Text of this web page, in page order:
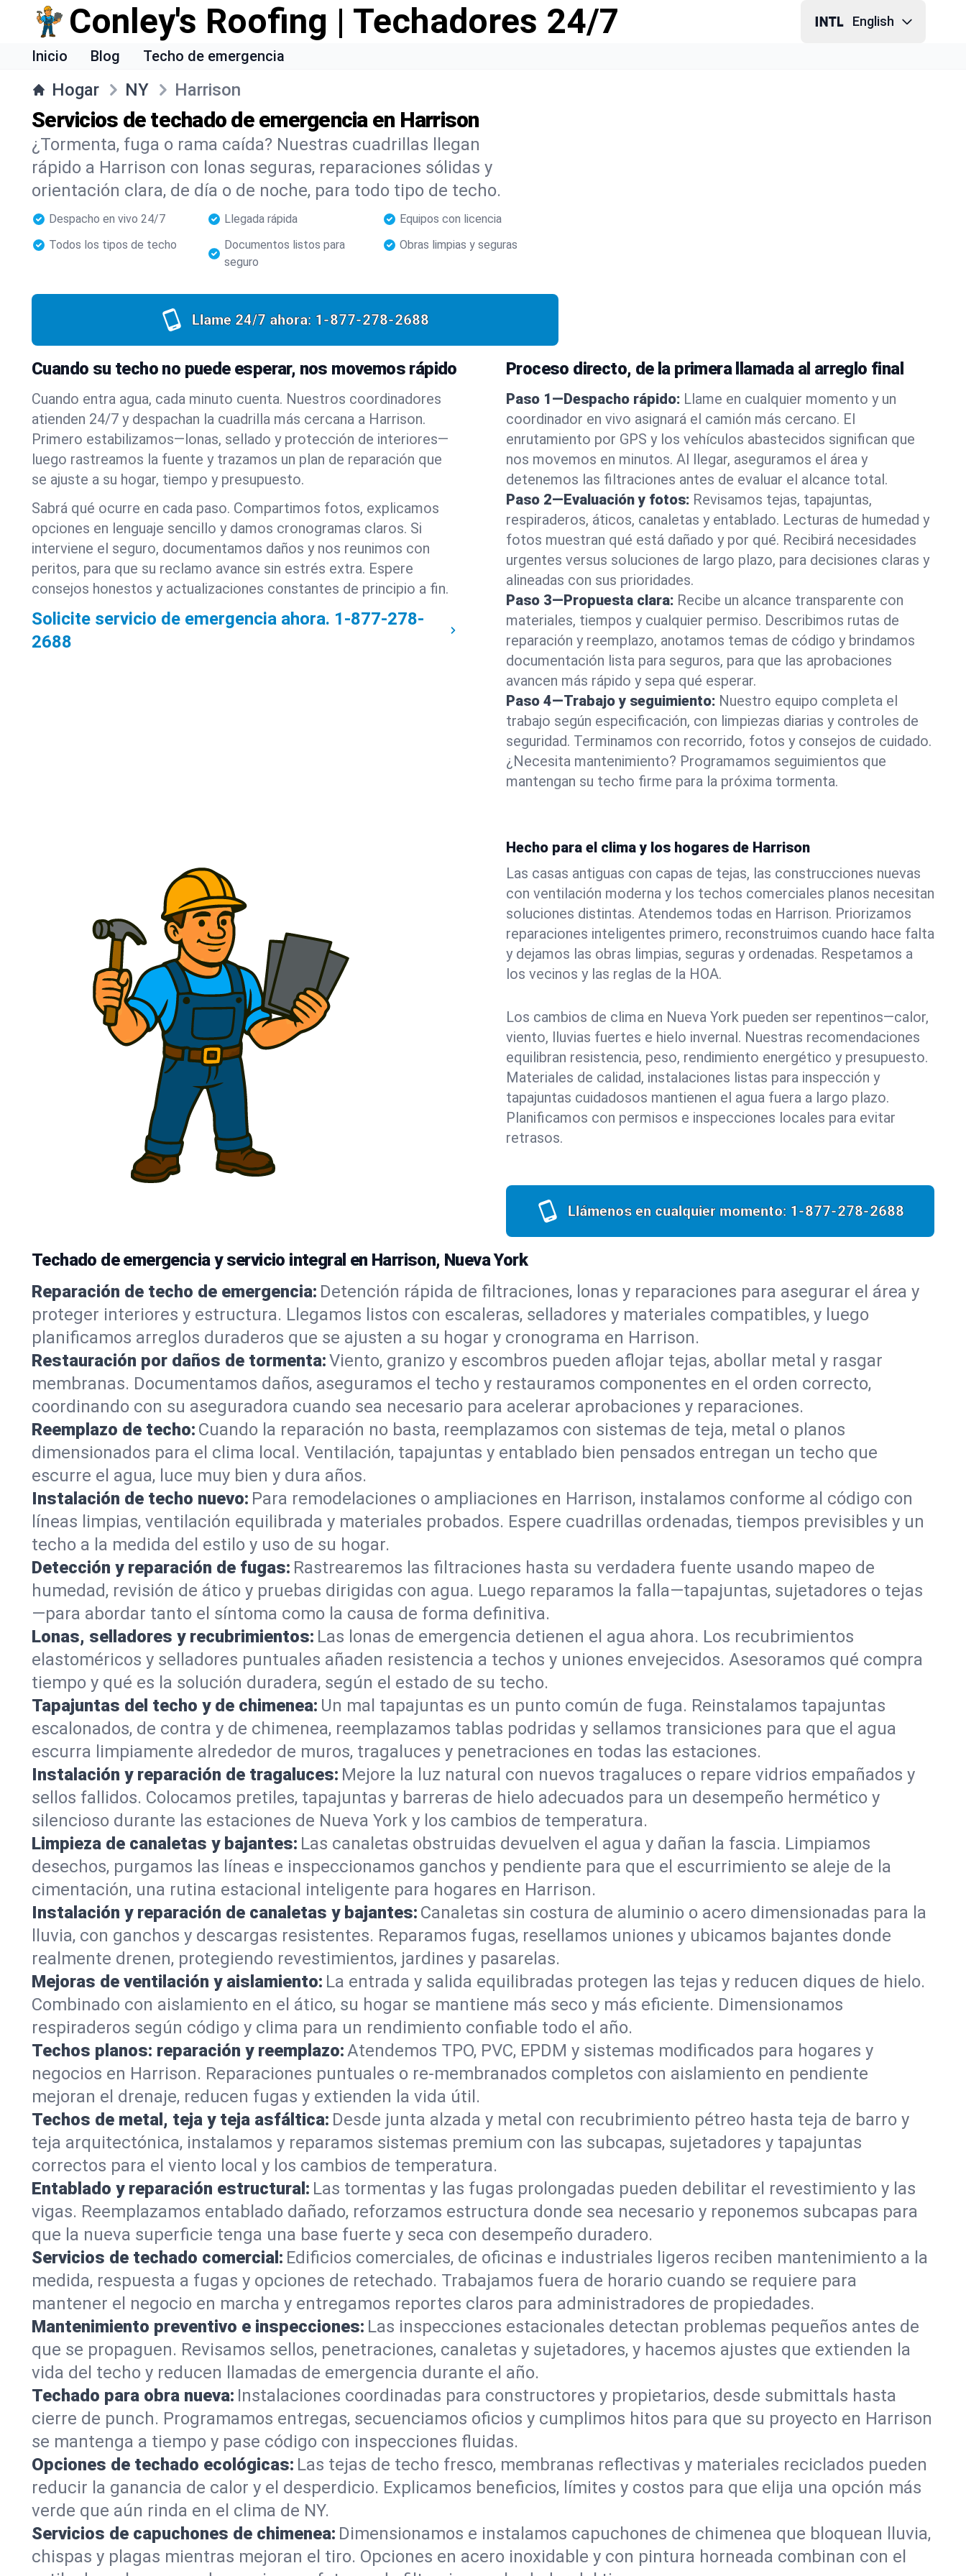
Conley's Roofing | Techadores 24/7 English
Inicio Blog Techo de emergencia
Hogar NY Harrison
Servicios de techado de emergencia en Harrison
¿Tormenta, fuga o rama caída? Nuestras cuadrillas llegan
rápido a Harrison con lonas seguras, reparaciones sólidas y
orientación clara, de día o de noche, para todo tipo de techo.
Despacho en vivo 24/7 Llegada rápida
Equipos con licencia
Todos los tipos de techo
Documentos listos para
seguro
Obras limpias y seguras
Llame 24/7 ahora: 1-877-278-2688
Cuando su techo no puede esperar, nos movemos rápido
Cuando entra agua, cada minuto cuenta. Nuestros coordinadores
atienden 24/7 y despachan la cuadrilla más cercana a Harrison.
Primero estabilizamos—lonas, sellado y protección de interiores—
luego rastreamos la fuente y trazamos un plan de reparación que
se ajuste a su hogar, tiempo y presupuesto.
Sabrá qué ocurre en cada paso. Compartimos fotos, explicamos
opciones en lenguaje sencillo y damos cronogramas claros. Si
interviene el seguro, documentamos daños y nos reunimos con
peritos, para que su reclamo avance sin estrés extra. Espere
consejos honestos y actualizaciones constantes de principio a fin.
Solicite servicio de emergencia ahora. 1-877-278-
2688
Proceso directo, de la primera llamada al arreglo final
Paso 1—Despacho rápido: Llame en cualquier momento y un
coordinador en vivo asignará el camión más cercano. El
enrutamiento por GPS y los vehículos abastecidos significan que
nos movemos en minutos. Al llegar, aseguramos el área y
detenemos las filtraciones antes de evaluar el alcance total.
Paso 2—Evaluación y fotos: Revisamos tejas, tapajuntas,
respiraderos, áticos, canaletas y entablado. Lecturas de humedad y
fotos muestran qué está dañado y por qué. Recibirá necesidades
urgentes versus soluciones de largo plazo, para decisiones claras y
alineadas con sus prioridades.
Paso 3—Propuesta clara: Recibe un alcance transparente con
materiales, tiempos y cualquier permiso. Describimos rutas de
reparación y reemplazo, anotamos temas de código y brindamos
documentación lista para seguros, para que las aprobaciones
avancen más rápido y sepa qué esperar.
Paso 4—Trabajo y seguimiento: Nuestro equipo completa el
trabajo según especificación, con limpiezas diarias y controles de
seguridad. Terminamos con recorrido, fotos y consejos de cuidado.
¿Necesita mantenimiento? Programamos seguimientos que
mantengan su techo firme para la próxima tormenta.
Hecho para el clima y los hogares de Harrison
Las casas antiguas con capas de tejas, las construcciones nuevas
con ventilación moderna y los techos comerciales planos necesitan
soluciones distintas. Atendemos todas en Harrison. Priorizamos
reparaciones inteligentes primero, reconstruimos cuando hace falta
y dejamos las obras limpias, seguras y ordenadas. Respetamos a
los vecinos y las reglas de la HOA.
Los cambios de clima en Nueva York pueden ser repentinos—calor,
viento, lluvias fuertes e hielo invernal. Nuestras recomendaciones
equilibran resistencia, peso, rendimiento energético y presupuesto.
Materiales de calidad, instalaciones listas para inspección y
tapajuntas cuidadosos mantienen el agua fuera a largo plazo.
Planificamos con permisos e inspecciones locales para evitar
retrasos.
Llámenos en cualquier momento: 1-877-278-2688
Techado de emergencia y servicio integral en Harrison, Nueva York
Reparación de techo de emergencia: Detención rápida de filtraciones, lonas y reparaciones para asegurar el área y
proteger interiores y estructura. Llegamos listos con escaleras, selladores y materiales compatibles, y luego
planificamos arreglos duraderos que se ajusten a su hogar y cronograma en Harrison.
Restauración por daños de tormenta:Viento, granizo y escombros pueden aflojar tejas, abollar metal y rasgar
membranas. Documentamos daños, aseguramos el techo y restauramos componentes en el orden correcto,
coordinando con su aseguradora cuando sea necesario para acelerar aprobaciones y reparaciones.
Reemplazo de techo: Cuando la reparación no basta, reemplazamos con sistemas de teja, metal o planos
dimensionados para el clima local. Ventilación, tapajuntas y entablado bien pensados entregan un techo que
escurre el agua, luce muy bien y dura años.
Instalación de techo nuevo: Para remodelaciones o ampliaciones en Harrison, instalamos conforme al código con
líneas limpias, ventilación equilibrada y materiales probados. Espere cuadrillas ordenadas, tiempos previsibles y un
techo a la medida del estilo y uso de su hogar.
Detección y reparación de fugas: Rastrearemos las filtraciones hasta su verdadera fuente usando mapeo de
humedad, revisión de ático y pruebas dirigidas con agua. Luego reparamos la falla—tapajuntas, sujetadores o tejas
—para abordar tanto el síntoma como la causa de forma definitiva.
Lonas, selladores y recubrimientos: Las lonas de emergencia detienen el agua ahora. Los recubrimientos
elastoméricos y selladores puntuales añaden resistencia a techos y uniones envejecidos. Asesoramos qué compra
tiempo y qué es la solución duradera, según el estado de su techo.
Tapajuntas del techo y de chimenea: Un mal tapajuntas es un punto común de fuga. Reinstalamos tapajuntas
escalonados, de contra y de chimenea, reemplazamos tablas podridas y sellamos transiciones para que el agua
escurra limpiamente alrededor de muros, tragaluces y penetraciones en todas las estaciones.
Instalación y reparación de tragaluces: Mejore la luz natural con nuevos tragaluces o repare vidrios empañados y
sellos fallidos. Colocamos pretiles, tapajuntas y barreras de hielo adecuados para un desempeño hermético y
silencioso durante las estaciones de Nueva York y los cambios de temperatura.
Limpieza de canaletas y bajantes: Las canaletas obstruidas devuelven el agua y dañan la fascia. Limpiamos
desechos, purgamos las líneas e inspeccionamos ganchos y pendiente para que el escurrimiento se aleje de la
cimentación, una rutina estacional inteligente para hogares en Harrison.
Instalación y reparación de canaletas y bajantes: Canaletas sin costura de aluminio o acero dimensionadas para la
lluvia, con ganchos y descargas resistentes. Reparamos fugas, resellamos uniones y ubicamos bajantes donde
realmente drenen, protegiendo revestimientos, jardines y pasarelas.
Mejoras de ventilación y aislamiento: La entrada y salida equilibradas protegen las tejas y reducen diques de hielo.
Combinado con aislamiento en el ático, su hogar se mantiene más seco y más eficiente. Dimensionamos
respiraderos según código y clima para un rendimiento confiable todo el año.
Techos planos: reparación y reemplazo:Atendemos TPO, PVC, EPDM y sistemas modificados para hogares y
negocios en Harrison. Reparaciones puntuales o re-membranados completos con aislamiento en pendiente
mejoran el drenaje, reducen fugas y extienden la vida útil.
Techos de metal, teja y teja asfáltica: Desde junta alzada y metal con recubrimiento pétreo hasta teja de barro y
teja arquitectónica, instalamos y reparamos sistemas premium con las subcapas, sujetadores y tapajuntas
correctos para el viento local y los cambios de temperatura.
Entablado y reparación estructural: Las tormentas y las fugas prolongadas pueden debilitar el revestimiento y las
vigas. Reemplazamos entablado dañado, reforzamos estructura donde sea necesario y reponemos subcapas para
que la nueva superficie tenga una base fuerte y seca con desempeño duradero.
Servicios de techado comercial: Edificios comerciales, de oficinas e industriales ligeros reciben mantenimiento a la
medida, respuesta a fugas y opciones de retechado. Trabajamos fuera de horario cuando se requiere para
mantener el negocio en marcha y entregamos reportes claros para administradores de propiedades.
Mantenimiento preventivo e inspecciones: Las inspecciones estacionales detectan problemas pequeños antes de
que se propaguen. Revisamos sellos, penetraciones, canaletas y sujetadores, y hacemos ajustes que extienden la
vida del techo y reducen llamadas de emergencia durante el año.
Techado para obra nueva: Instalaciones coordinadas para constructores y propietarios, desde submittals hasta
cierre de punch. Programamos entregas, secuenciamos oficios y cumplimos hitos para que su proyecto en Harrison
se mantenga a tiempo y pase código con inspecciones fluidas.
Opciones de techado ecológicas: Las tejas de techo fresco, membranas reflectivas y materiales reciclados pueden
reducir la ganancia de calor y el desperdicio. Explicamos beneficios, límites y costos para que elija una opción más
verde que aún rinda en el clima de NY.
Servicios de capuchones de chimenea: Dimensionamos e instalamos capuchones de chimenea que bloquean lluvia,
chispas y plagas mientras mejoran el tiro. Opciones en acero inoxidable y con pintura horneada combinan con el